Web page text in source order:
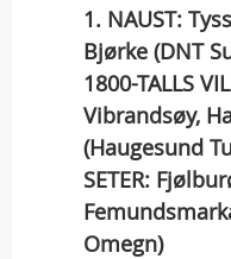
1. NAUST:
Bjørke (DNT
1800-TALLS
Vibrandsøy,
(Haugesund
SETER:
Omegn)